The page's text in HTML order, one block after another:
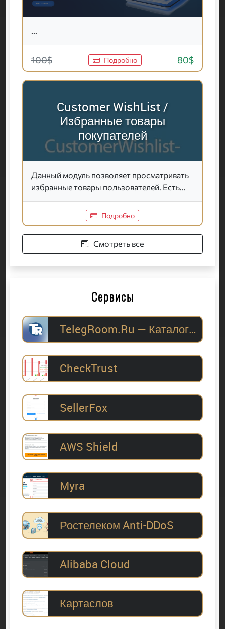
...
100$ Подробно 80$
Customer WishList /
Избранные товары
покупателей
Данный модуль позволяет просматривать
избранные товары пользователей. Есть...
Подробно
Смотреть все
Сервисы
TelegRoom.Ru — Каталог Telegram-каналов для
CheckTrust
SellerFox
AWS Shield
Myra
Ростелеком Anti-DDoS
Alibaba Cloud
Картаслов